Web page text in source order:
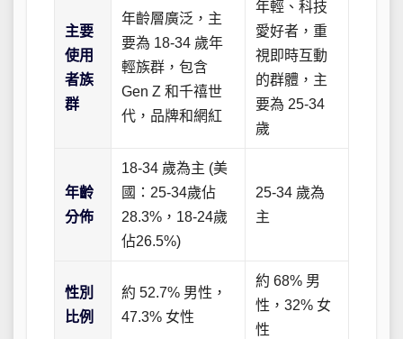
主要
使用
者族
群
年齡層廣泛，主
要為 18-34 歲年
輕族群，包含
Gen Z 和千禧世
代，品牌和網紅
年輕、科技
愛好者，重
視即時互動
的群體，主
要為 25-34
歲
年齡
分佈
18-34 歲為主 (美
國：25-34歲佔
28.3%，18-24歲
佔26.5%)
25-34 歲為
主
性別
比例
約 52.7% 男性，
47.3% 女性
約 68% 男
性，32% 女
性